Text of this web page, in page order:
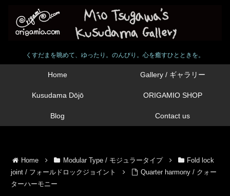
くすだまを眺めて、ゆったり。のんびり。心を癒すひとときを。
Home Gallery / ギャラリー
Kusudama Dōjō ORIGAMIO SHOP
Blog Contact us
Home Modular Type / モジュラータイプ
Fold lock
joint / フォールドロックジョイント
Quarter harmony / クォー
ターハーモニー